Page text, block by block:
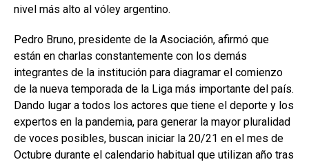
nivel más alto al vóley argentino.
Pedro Bruno, presidente de la Asociación, afirmó que
están en charlas constantemente con los demás
integrantes de la institución para diagramar el comienzo
de la nueva temporada de la Liga más importante del país.
Dando lugar a todos los actores que tiene el deporte y los
expertos en la pandemia, para generar la mayor pluralidad
de voces posibles, buscan iniciar la 20/21 en el mes de
Octubre durante el calendario habitual que utilizan año tras